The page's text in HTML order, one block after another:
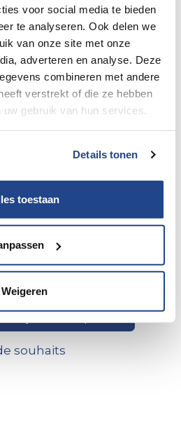
voor social media te bieden
te analyseren. Ook delen we
van onze site met onze
adverteren en analyse. Deze
combineren met andere
verstrekt of die ze hebben
gebruik van hun services.
Details tonen
toestaan
Weigeren
à
souhaits